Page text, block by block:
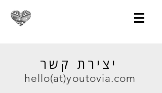
יצירת קשר
hello(at)youtovia.com